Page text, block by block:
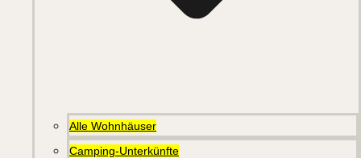
Alle Wohnhäuser
Camping-Unterkünfte